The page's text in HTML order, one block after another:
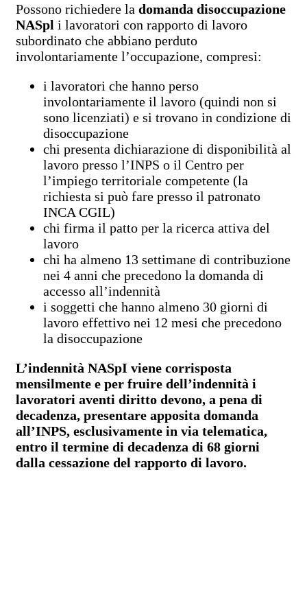
Possono richiedere la domanda disoccupazione
NASpl i lavoratori con rapporto di lavoro
subordinato che abbiano perduto
involontariamente l’occupazione, compresi:
i lavoratori che hanno perso
involontariamente il lavoro (quindi non si
sono licenziati) e si trovano in condizione di
disoccupazione
chi presenta dichiarazione di disponibilità al
lavoro presso l’INPS o il Centro per
l’impiego territoriale competente (la
richiesta si può fare presso il patronato
INCA CGIL)
chi firma il patto per la ricerca attiva del
lavoro
chi ha almeno 13 settimane di contribuzione
nei 4 anni che precedono la domanda di
accesso all’indennità
i soggetti che hanno almeno 30 giorni di
lavoro effettivo nei 12 mesi che precedono
la disoccupazione
L’indennità NASpI viene corrisposta
mensilmente e per fruire dell’indennità i
lavoratori aventi diritto devono, a pena di
decadenza, presentare apposita domanda
all’INPS, esclusivamente in via telematica,
entro il termine di decadenza di 68 giorni
dalla cessazione del rapporto di lavoro.